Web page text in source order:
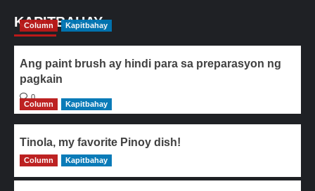
KAPITBAHAY
Column Kapitbahay
Ang paint brush ay hindi para sa preparasyon ng
pagkain
0
Column
Kapitbahay
Tinola, my favorite Pinoy dish!
0
Column Kapitbahay